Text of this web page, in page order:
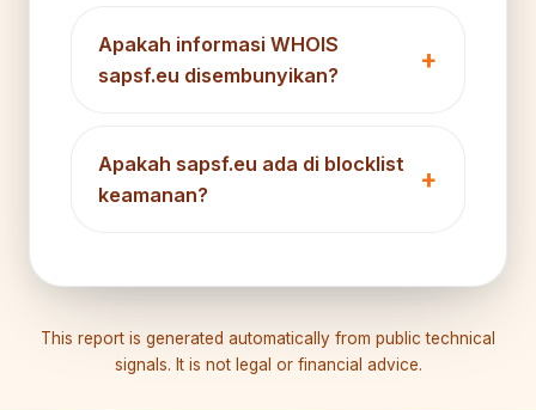
Apakah informasi WHOIS
sapsf.eu disembunyikan?
Apakah sapsf.eu ada di blocklist
keamanan?
This report is generated automatically from public technical
signals. It is not legal or financial advice.